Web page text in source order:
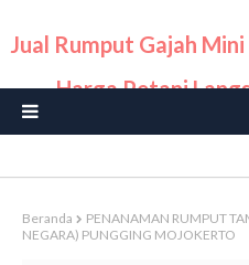
Jual Rumput Gajah
Harga Petani
Beranda
PENANAMAN RUMPUT
NEGARA) PUNGGING MOJOKERTO